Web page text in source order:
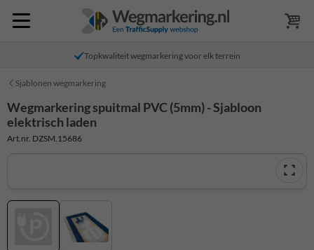
Topkwaliteit wegmarkering voor elk terrein
Sjablonen wegmarkering
Wegmarkering spuitmal PVC (5mm) - Sjabloon
elektrisch laden
Art.nr. DZSM.15686